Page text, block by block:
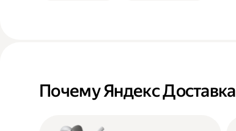
Почему Яндекс Доставка